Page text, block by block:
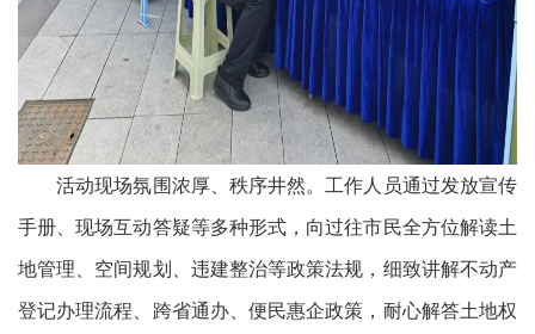
活动现场氛围浓厚、秩序井然。工作人员通过发放宣传
手册、现场互动答疑等多种形式，向过往市民全方位解读土
地管理、空间规划、违建整治等政策法规，细致讲解不动产
登记办理流程、跨省通办、便民惠企政策，耐心解答土地权